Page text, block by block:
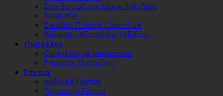
Σακ Βαγιάζ και Σάκοι Ταξιδίου
Νεσεσέρ
Σακίδια Πλάτης Cabin Size
Διάφορα Αξεσουάρ Ταξιδίου
Ομπρέλες
Ομπρέλες με μπαστούνι
Σπαστές Ομπρέλες
Γάντια
Ανδρικά Γάντια
Γυναικεία Γάντια